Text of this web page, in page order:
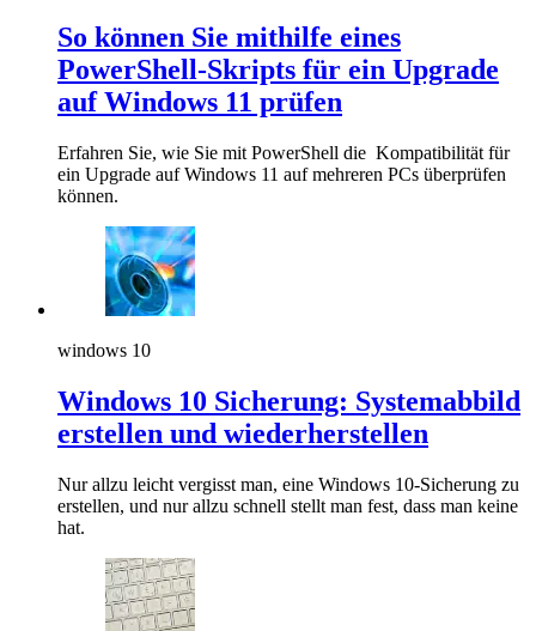
So können Sie mithilfe eines
PowerShell-Skripts für ein Upgrade
auf Windows 11 prüfen
Erfahren Sie, wie Sie mit PowerShell die Kompatibilität für
ein Upgrade auf Windows 11 auf mehreren PCs überprüfen
können.
windows 10
Windows 10 Sicherung: Systemabbild
erstellen und wiederherstellen
Nur allzu leicht vergisst man, eine Windows 10-Sicherung zu
erstellen, und nur allzu schnell stellt man fest, dass man keine
hat.